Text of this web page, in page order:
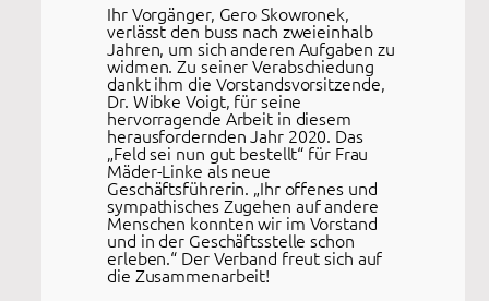
Ihr Vorgänger, Gero Skowronek,
verlässt den buss nach zweieinhalb
Jahren, um sich anderen Aufgaben zu
widmen. Zu seiner Verabschiedung
dankt ihm die Vorstandsvorsitzende,
Dr. Wibke Voigt, für seine
hervorragende Arbeit in diesem
herausfordernden Jahr 2020. Das
„Feld sei nun gut bestellt“ für Frau
Mäder-Linke als neue
Geschäftsführerin. „Ihr offenes und
sympathisches Zugehen auf andere
Menschen konnten wir im Vorstand
und in der Geschäftsstelle schon
erleben.“ Der Verband freut sich auf
die Zusammenarbeit!